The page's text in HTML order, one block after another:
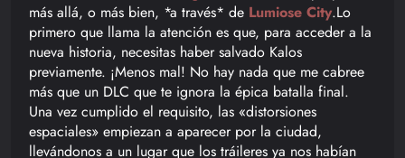
más allá, o más bien, *a través* de Lumiose City.Lo
primero que llama la atención es que, para acceder a la
nueva historia, necesitas haber salvado Kalos
previamente. ¡Menos mal! No hay nada que me cabree
más que un DLC que te ignora la épica batalla final.
Una vez cumplido el requisito, las «distorsiones
espaciales» empiezan a aparecer por la ciudad,
llevándonos a un lugar que los tráileres ya nos habían